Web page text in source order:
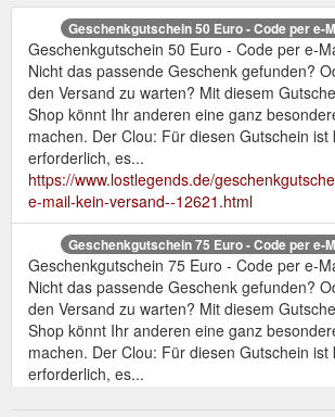
Geschenkgutschein 50 Euro - Code per e-
Geschenkgutschein 50 Euro - Code per e-
Nicht das passende Geschenk gefunden?
den Versand zu warten? Mit diesem
Shop könnt Ihr anderen eine ganz
machen. Der Clou: Für diesen Gutschein ist
erforderlich, es...
https://www.lostlegends.de/
e-mail-kein-versand--12621.html
Geschenkgutschein 75 Euro - Code per e-
Geschenkgutschein 75 Euro - Code per e-
Nicht das passende Geschenk gefunden?
den Versand zu warten? Mit diesem
Shop könnt Ihr anderen eine ganz
machen. Der Clou: Für diesen Gutschein ist
erforderlich, es...